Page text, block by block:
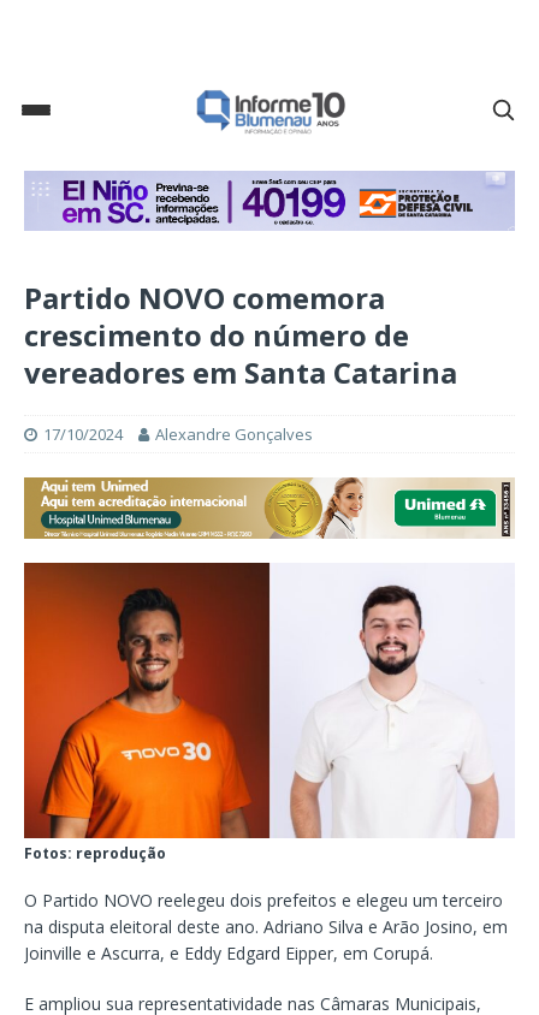
Partido NOVO comemora
crescimento do número de
vereadores em Santa Catarina
17/10/2024 Alexandre Gonçalves
Fotos: reprodução
O Partido NOVO reelegeu dois prefeitos e elegeu um terceiro
na disputa eleitoral deste ano. Adriano Silva e Arão Josino, em
Joinville e Ascurra, e Eddy Edgard Eipper, em Corupá.
E ampliou sua representatividade nas Câmaras Municipais,